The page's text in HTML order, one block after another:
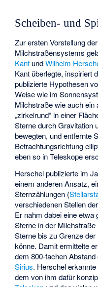
Scheiben- und
Zur ersten Vorstellung
Milchstraßensystems
Kant undWilhelm
Kant überlegte, inspiriert
publizierte Hypothesen
Weise wie im
Milchstraße wie auch
„zirkelrund“ in einer
Sterne durch Gravitation
bewegten, und entfernte
Betrachtungsrichtung
eben so in Teleskope
Herschel publizierte im
einem anderen Ansatz,
Sternzählungen (
verschiedenen Stellen
Er nahm dabei eine
Sterne in der
Sterne bis zu Grenze
könne. Damit ermittelte
dem 800-fachen
Sirius. Herschel
dem von ihm dafür